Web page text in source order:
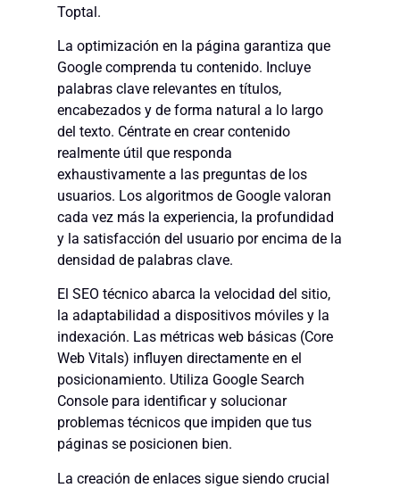
Toptal.
La optimización en la página garantiza que
Google comprenda tu contenido. Incluye
palabras clave relevantes en títulos,
encabezados y de forma natural a lo largo
del texto. Céntrate en crear contenido
realmente útil que responda
exhaustivamente a las preguntas de los
usuarios. Los algoritmos de Google valoran
cada vez más la experiencia, la profundidad
y la satisfacción del usuario por encima de la
densidad de palabras clave.
El SEO técnico abarca la velocidad del sitio,
la adaptabilidad a dispositivos móviles y la
indexación. Las métricas web básicas (Core
Web Vitals) influyen directamente en el
posicionamiento. Utiliza Google Search
Console para identificar y solucionar
problemas técnicos que impiden que tus
páginas se posicionen bien.
La creación de enlaces sigue siendo crucial